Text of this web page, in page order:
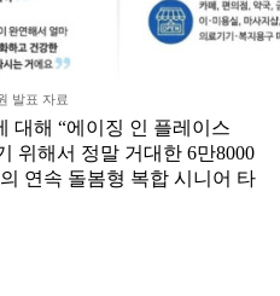
발표 자료
대해 “에이징 인 플레이스
위해서 정말 거대한 6만8000
연속 돌봄형 복합 시니어 타